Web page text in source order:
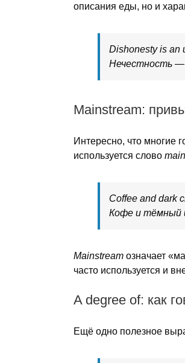
описания еды, но и
Dishonesty is an
Нечестность —
Mainstream:
Интересно, что многие
используется слово
Coffee and dark
Кофе и тёмный
Mainstream означает
часто используется и
A degree of: как
Ещё одно полезное